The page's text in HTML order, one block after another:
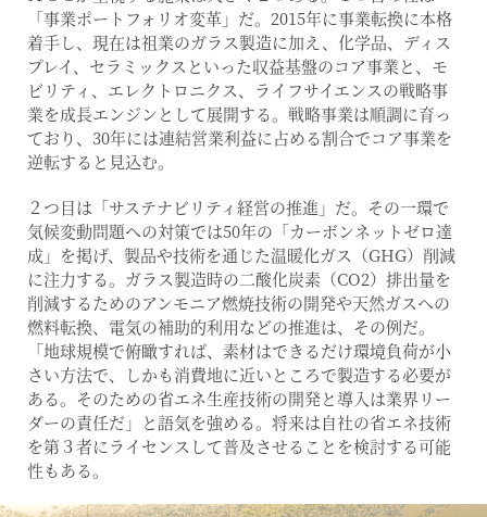
「事業ポートフォリオ変革」だ。2015年に事業転換に本格
着手し、現在は祖業のガラス製造に加え、化学品、ディス
プレイ、セラミックスといった収益基盤のコア事業と、モ
ビリティ、エレクトロニクス、ライフサイエンスの戦略事
業を成長エンジンとして展開する。戦略事業は順調に育っ
ており、30年には連結営業利益に占める割合でコア事業を
逆転すると見込む。
２つ目は「サステナビリティ経営の推進」だ。その一環で
気候変動問題への対策では50年の「カーボンネットゼロ達
成」を掲げ、製品や技術を通じた温暖化ガス（GHG）削減
に注力する。ガラス製造時の二酸化炭素（CO2）排出量を
削減するためのアンモニア燃焼技術の開発や天然ガスへの
燃料転換、電気の補助的利用などの推進は、その例だ。
「地球規模で俯瞰すれば、素材はできるだけ環境負荷が小
さい方法で、しかも消費地に近いところで製造する必要が
ある。そのための省エネ生産技術の開発と導入は業界リー
ダーの責任だ」と語気を強める。将来は自社の省エネ技術
を第３者にライセンスして普及させることを検討する可能
性もある。